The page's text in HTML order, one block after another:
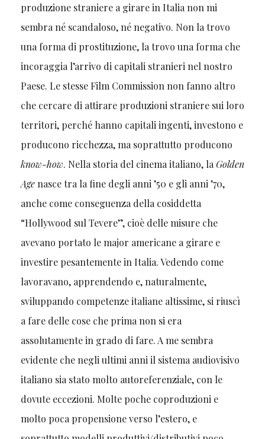
produzione straniere a girare in Italia non mi
sembra né scandaloso, né negativo. Non la trovo
una forma di prostituzione, la trovo una forma che
incoraggia l’arrivo di capitali stranieri nel nostro
Paese. Le stesse Film Commission non fanno altro
che cercare di attirare produzioni straniere sui loro
territori, perché hanno capitali ingenti, investono e
producono ricchezza, ma soprattutto producono
know-how. Nella storia del cinema italiano, la Golden
Agenasce tra la fine degli anni ’50 e gli anni ’70,
anche come conseguenza della cosiddetta
“Hollywood sul Tevere”, cioè delle misure che
avevano portato le major americane a girare e
investire pesantemente in Italia. Vedendo come
lavoravano, apprendendo e, naturalmente,
sviluppando competenze italiane altissime, si riuscì
a fare delle cose che prima non si era
assolutamente in grado di fare. A me sembra
evidente che negli ultimi anni il sistema audiovisivo
italiano sia stato molto autoreferenziale, con le
dovute eccezioni. Molte poche coproduzioni e
molto poca propensione verso l’estero, e